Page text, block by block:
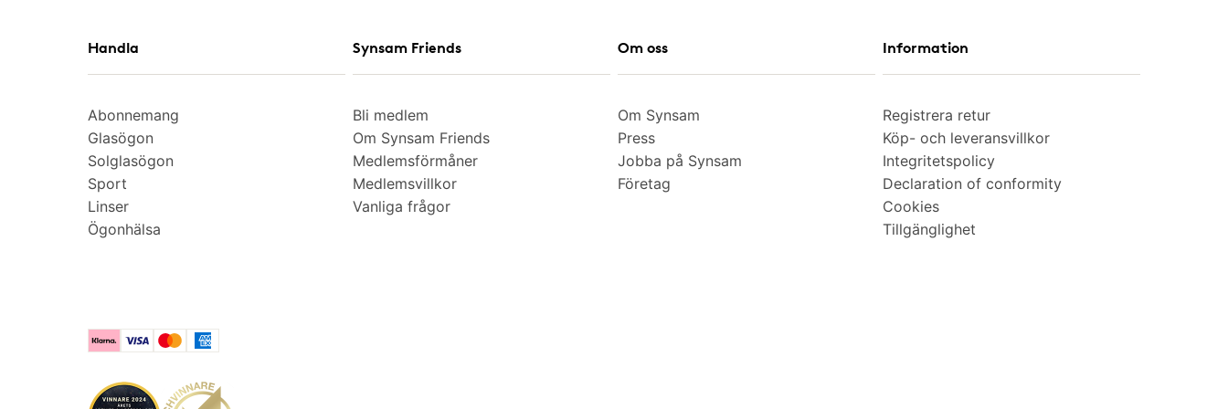
Handla
Abonnemang
Glasögon
Solglasögon
Sport
Linser
Ögonhälsa
Synsam Friends
Bli medlem
Om Synsam Friends
Medlemsförmåner
Medlemsvillkor
Vanliga frågor
Om oss
Om Synsam
Press
Jobba på Synsam
Företag
Information
Registrera retur
Köp- och leveransvillkor
Integritetspolicy
Declaration of conformity
Cookies
Tillgänglighet
KlarnaVisa MastercardAmerican Express